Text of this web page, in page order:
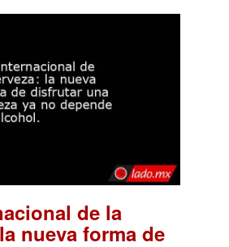
de la
nueva forma de